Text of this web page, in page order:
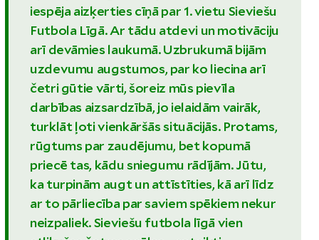
iespēja aizķerties cīņā par 1. vietu Sieviešu
Futbola Līgā. Ar tādu atdevi un motivāciju
arī devāmies laukumā. Uzbrukumā bijām
uzdevumu augstumos, par ko liecina arī
četri gūtie vārti, šoreiz mūs pievīla
darbības aizsardzībā, jo ielaidām vairāk,
turklāt ļoti vienkāršās situācijās. Protams,
rūgtums par zaudējumu, bet kopumā
priecē tas, kādu sniegumu rādījām. Jūtu,
ka turpinām augt un attīstīties, kā arī līdz
ar to pārliecība par saviem spēkiem nekur
neizpaliek. Sieviešu futbola līgā vien